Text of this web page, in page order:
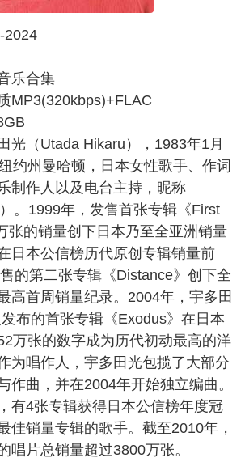
2024
乐合集
MP3(320kbps)+FLAC
光（Utada Hikaru），1983年1月
约州曼哈顿，日本女性歌手、作词
制作人以及电台主持，昵称
。1999年，发售首张专辑《First
张的销量创下日本乃至全亚洲销量
日本公信榜历代原创专辑销量前
的第二张专辑《Distance》创下全
高首周销量纪录。2004年，宇多田
发布的首张专辑《Exodus》在日本
万张的数字成为历代初动最高的洋
为唱作人，宇多田光包揽了大部分
作曲，并在2004年开始独立编曲。
有4张专辑获得日本公信榜年度冠
佳销量专辑的歌手。截至2010年，
唱片总销量超过3800万张。